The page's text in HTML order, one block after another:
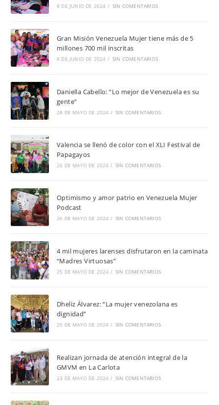
8 DE JUNIO DE 2024 / SIN COMENTARIOS
Gran Misión Venezuela Mujer tiene más de 5
millones 700 mil inscritas
8 DE JUNIO DE 2024 / SIN COMENTARIOS
Daniella Cabello: “Lo mejor de Venezuela es su
gente”
28 DE MAYO DE 2024 / SIN COMENTARIOS
Valencia se llenó de color con el XLI Festival de
Papagayos
26 DE MAYO DE 2024 / SIN COMENTARIOS
Optimismo y amor patrio en Venezuela Mujer
Podcast
26 DE MAYO DE 2024 / SIN COMENTARIOS
4 mil mujeres larenses disfrutaron en la caminata
“Madres Virtuosas”
25 DE MAYO DE 2024 / SIN COMENTARIOS
Dheliz Álvarez: “La mujer venezolana es
dignidad”
25 DE MAYO DE 2024 / SIN COMENTARIOS
Realizan jornada de atención integral de la
GMVM en La Carlota
23 DE MAYO DE 2024 / SIN COMENTARIOS